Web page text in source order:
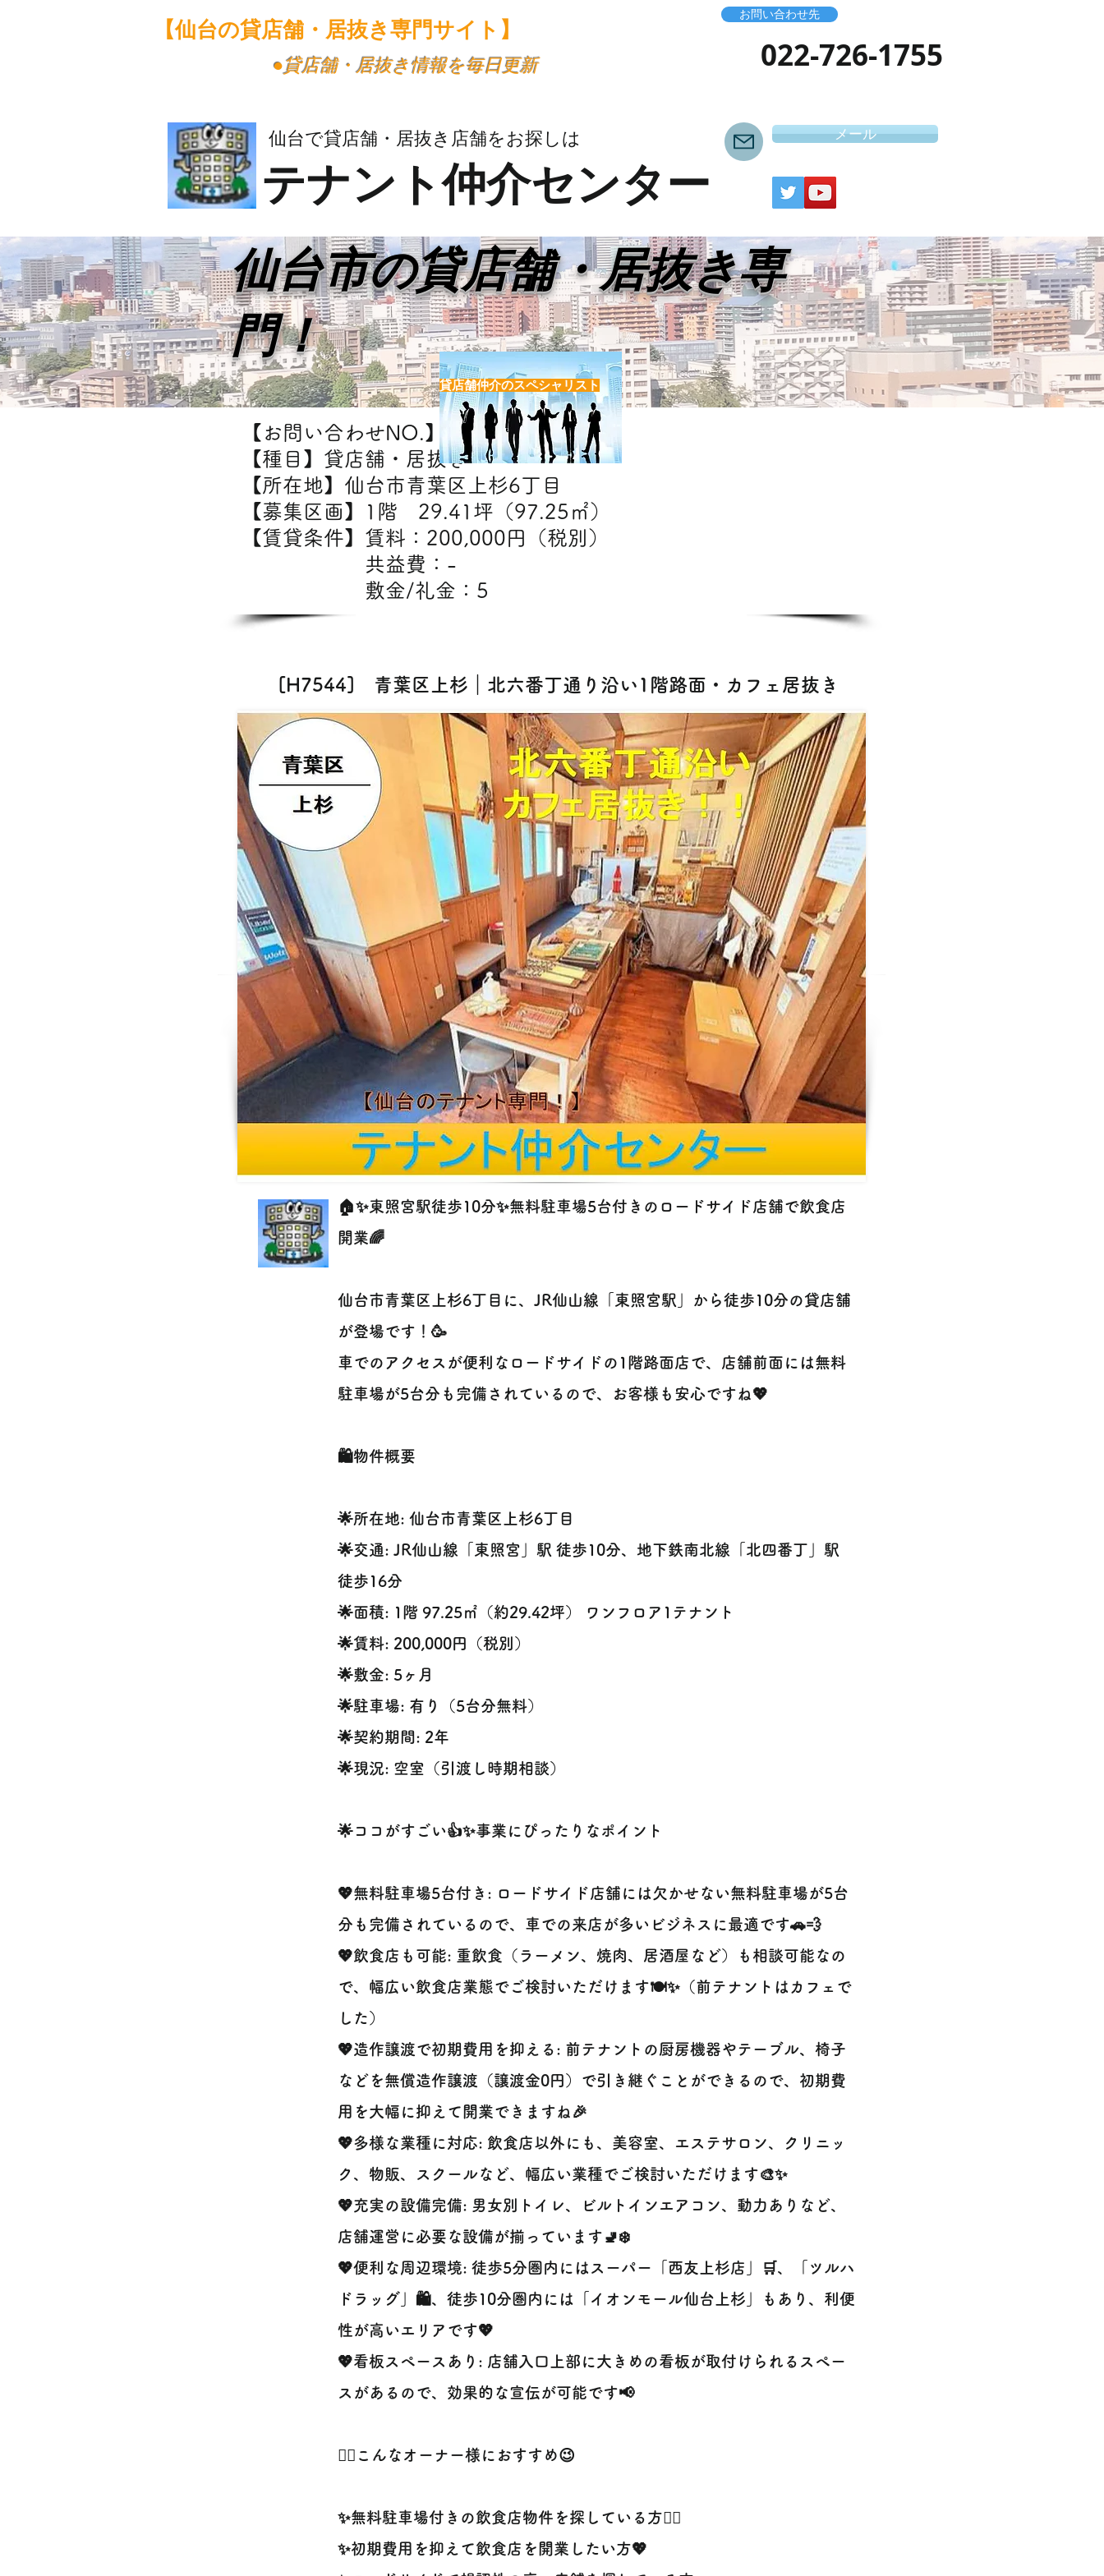
【仙台の貸店舗・居抜き専門サイト】
​●貸店舗・居抜き情報を毎日更新
仙台で貸店舗・居抜き店舗をお探しは
テナント仲介センター
お問い合わせ先
​022-726-1755
メール
【お問い合わせNO.】H7544
【種目】貸店舗・居抜き
【所在地】仙台市青葉区上杉6丁目
【募集区画】1階 29.41坪（97.25㎡）
【賃貸条件】賃料：200,000円（税別）
共益費：-
敷金/礼金：5
[H7544] 青葉区上杉｜北六番丁通り沿い1階路面・カフェ居抜き
🏠✨東照宮駅徒歩10分✨無料駐車場5台付きのロードサイド店舗で飲食店
開業🌈
仙台市青葉区上杉6丁目に、JR仙山線「東照宮駅」から徒歩10分の貸店舗
が登場です！🥳
車でのアクセスが便利なロードサイドの1階路面店で、店舗前面には無料
駐車場が5台分も完備されているので、お客様も安心ですね💖
🛍️物件概要
🌟所在地: 仙台市青葉区上杉6丁目
🌟交通: JR仙山線「東照宮」駅 徒歩10分、地下鉄南北線「北四番丁」駅
徒歩16分
🌟面積: 1階 97.25㎡（約29.42坪） ワンフロア1テナント
🌟賃料: 200,000円（税別）
🌟敷金: 5ヶ月
🌟駐車場: 有り（5台分無料）
🌟契約期間: 2年
🌟現況: 空室（引渡し時期相談）
🌟ココがすごい👍✨事業にぴったりなポイント
💖無料駐車場5台付き: ロードサイド店舗には欠かせない無料駐車場が5台
分も完備されているので、車での来店が多いビジネスに最適です🚗💨
💖飲食店も可能: 重飲食（ラーメン、焼肉、居酒屋など）も相談可能なの
で、幅広い飲食店業態でご検討いただけます🍽️✨（前テナントはカフェで
した）
💖造作譲渡で初期費用を抑える: 前テナントの厨房機器やテーブル、椅子
などを無償造作譲渡（譲渡金0円）で引き継ぐことができるので、初期費
用を大幅に抑えて開業できますね🎉
💖多様な業種に対応: 飲食店以外にも、美容室、エステサロン、クリニッ
ク、物販、スクールなど、幅広い業種でご検討いただけます🎨✨
💖充実の設備完備: 男女別トイレ、ビルトインエアコン、動力ありなど、
店舗運営に必要な設備が揃っています🚽❄️
💖便利な周辺環境: 徒歩5分圏内にはスーパー「西友上杉店」🛒、「ツルハ
ドラッグ」🛍️、徒歩10分圏内には「イオンモール仙台上杉」もあり、利便
性が高いエリアです💖
💖看板スペースあり: 店舗入口上部に大きめの看板が取付けられるスペー
スがあるので、効果的な宣伝が可能です📢
🙋‍♀️こんなオーナー様におすすめ😉
✨無料駐車場付きの飲食店物件を探している方🙋‍♀️
✨初期費用を抑えて飲食店を開業したい方💖
​仙台市の貸店舗・居抜き専
門！
貸店舗仲介のスペシャリスト